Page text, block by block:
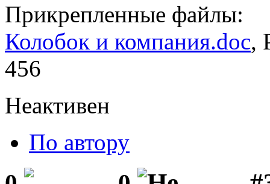
Прикрепленные файлы:
Колобок и компания.doc,
456
Неактивен
По автору